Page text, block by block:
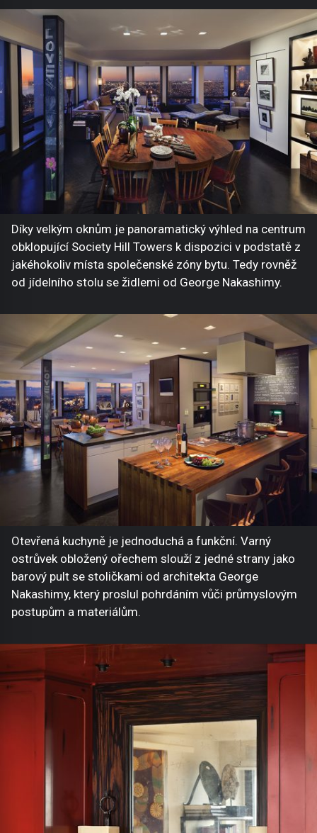
Díky velkým oknům je panoramatický výhled na centrum
obklopující Society Hill Towers k dispozici v podstatě z
jakéhokoliv místa společenské zóny bytu. Tedy rovněž
od jídelního stolu se židlemi od George Nakashimy.
Otevřená kuchyně je jednoduchá a funkční. Varný
ostrůvek obložený ořechem slouží z jedné strany jako
barový pult se stoličkami od architekta George
Nakashimy, který proslul pohrdáním vůči průmyslovým
postupům a materiálům.